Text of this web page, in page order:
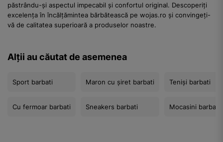
păstrându-și aspectul impecabil și confortul original. Descoperiți
excelența în încălțămintea bărbătească pe wojas.ro și convingeți-
vă de calitatea superioară a produselor noastre.
Alții au căutat de asemenea
Sport barbati
Cu fermoar barbati
Maron cu șiret barbati
Sneakers barbati
Teniși barbati
Mocasini barbati